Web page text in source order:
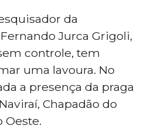
da
Jurca Grigoli,
controle, tem
uma lavoura. No
a presença da praga
Chapadão do
Oeste.